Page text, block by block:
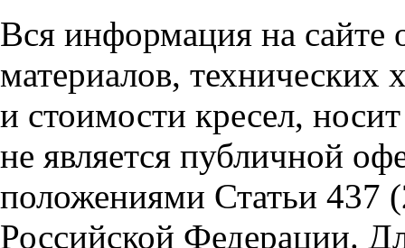
Вся информация на сайте
материалов, технических
и стоимости кресел,
не является публичной
положениями Статьи 437
Российской Федерации.